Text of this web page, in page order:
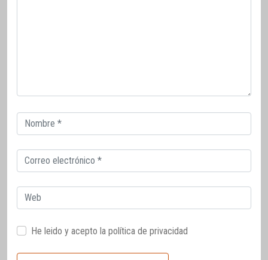
Correo
electrónico
Correo
electrónico
Web
He leido y acepto la política de privacidad